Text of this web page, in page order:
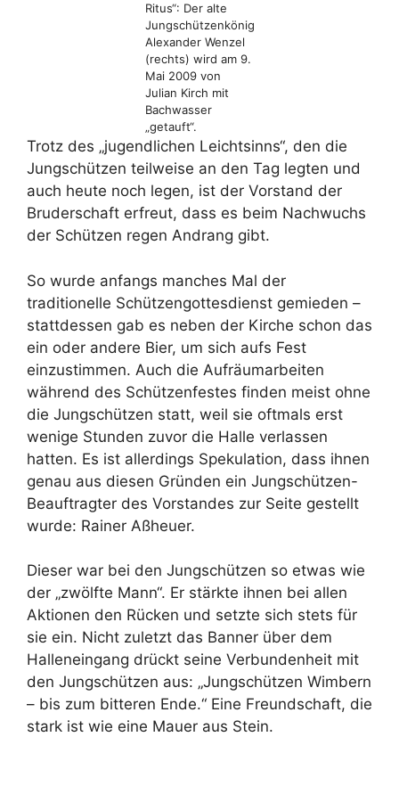
Ritus“: Der alte
Jungschützenkönig
Alexander Wenzel
(rechts) wird am 9.
Mai 2009 von
Julian Kirch mit
Bachwasser
„getauft“.
Trotz des „jugendlichen Leichtsinns“, den die
Jungschützen teilweise an den Tag legten und
auch heute noch legen, ist der Vorstand der
Bruderschaft erfreut, dass es beim Nachwuchs
der Schützen regen Andrang gibt.
So wurde anfangs manches Mal der
traditionelle Schützengottesdienst gemieden –
stattdessen gab es neben der Kirche schon das
ein oder andere Bier, um sich aufs Fest
einzustimmen. Auch die Aufräumarbeiten
während des Schützenfestes finden meist ohne
die Jungschützen statt, weil sie oftmals erst
wenige Stunden zuvor die Halle verlassen
hatten. Es ist allerdings Spekulation, dass ihnen
genau aus diesen Gründen ein Jungschützen-
Beauftragter des Vorstandes zur Seite gestellt
wurde: Rainer Aßheuer.
Dieser war bei den Jungschützen so etwas wie
der „zwölfte Mann“. Er stärkte ihnen bei allen
Aktionen den Rücken und setzte sich stets für
sie ein. Nicht zuletzt das Banner über dem
Halleneingang drückt seine Verbundenheit mit
den Jungschützen aus: „Jung­schützen Wimbern
– bis zum bitteren Ende.“ Eine Freundschaft, die
stark ist wie eine Mauer aus Stein.